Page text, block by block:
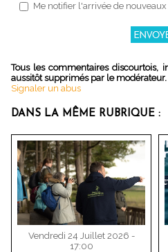
Me notifier l'arrivée de
Tous les commentaires discourtois,
aussitôt supprimés par le modérateur.
Signaler un abus
DANS LA MÊME RUBRIQUE :
Vendredi 24 Juillet 2026 -
17:00